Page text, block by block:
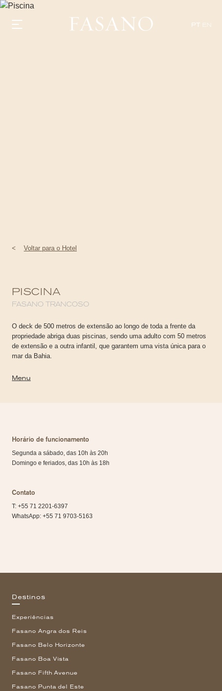
PT EN
< Voltar para o Hotel
PISCINA
FASANO TRANCOSO
O deck de 500 metros de extensão ao longo de toda a frente da
propriedade abriga duas piscinas, sendo uma adulto com 50 metros
de extensão e a outra infantil, que garantem uma vista única para o
mar da Bahia.
Menu
Horário de funcionamento
Segunda a sábado, das 10h às 20h
Domingo e feriados, das 10h às 18h
Contato
T: +55 71 2201-6397
WhatsApp: +55 71 9703-5163
Destinos
Experiências
Fasano Angra dos Reis
Fasano Belo Horizonte
Fasano Boa Vista
Fasano Fifth Avenue
Fasano Punta del Este